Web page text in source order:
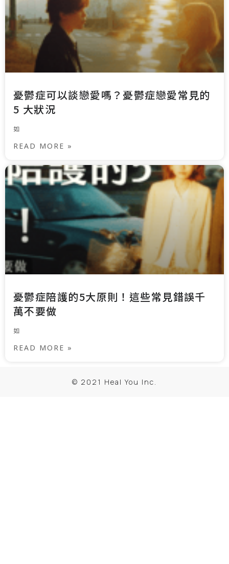
憂鬱症可以談戀愛嗎？憂鬱症戀愛常見的
5 大狀況
如
READ MORE »
憂鬱症陪護的5大原則！這些常見錯誤千
萬不要做
如
READ MORE »
© 2021 Heal You Inc.